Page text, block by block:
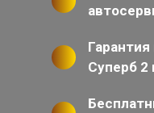
Суперб 2